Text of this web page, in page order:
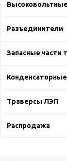
Разъединители
Запасные части
Траверсы ЛЭП
Распродажа